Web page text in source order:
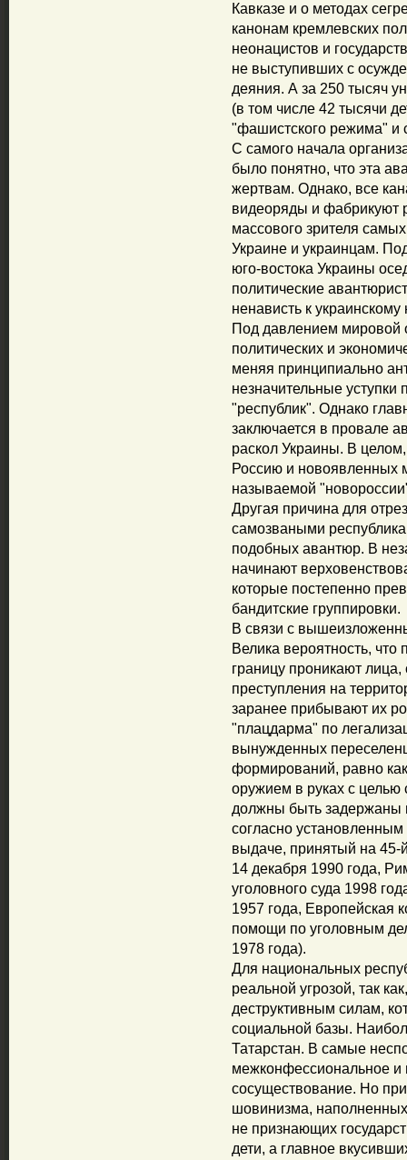
Кавказе и о методах
канонам кремлевских
неонацистов и
не выступивших с
деяния. А за 250 тысяч
(в том числе 42 тысячи
"фашистского режима" и
С самого начала
было понятно, что эта
жертвам. Однако, все
видеоряды и фабрикуют
массового зрителя
Украине и украинцам.
юго-востока Украины
политические
ненависть к украинскому
Под давлением мировой
политических и
меняя принципиально
незначительные
"республик". Однако
заключается в провале
раскол Украины. В
Россию и новоявленных
называемой
Другая причина для
самозваными
подобных авантюр. В
начинают
которые постепенно
бандитские группировки.
В связи с
Велика вероятность,
границу проникают
преступления на
заранее прибывают их
"плацдарма" по
вынужденных
формирований, равно
оружием в руках с целью
должны быть задержаны
согласно
выдаче, принятый на
14 декабря 1990 года,
уголовного суда 1998
1957 года, Европейская
помощи по уголовным
1978 года).
Для национальных
реальной угрозой, так
деструктивным силам,
социальной базы.
Татарстан. В самые
межконфессиональное
сосуществование. Но
шовинизма, наполненных
не признающих
дети, а главное